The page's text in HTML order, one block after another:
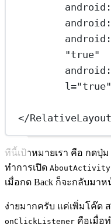
"true"
l="true"
</
ทีนี้เป้าหมายเรา คือ กดปุ่ม
ทำการเปิด AboutActivity
เมื่อกด Back ก็จะกลับมาห
ง่ายมากครับ แค่เพิ่มโค๊ด
onClickListener คือเมื่อ